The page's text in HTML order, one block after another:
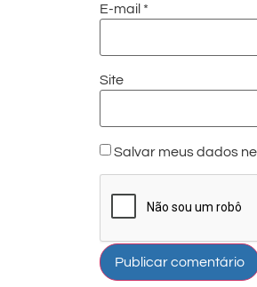
E-mail *
Site
Salvar meus dados